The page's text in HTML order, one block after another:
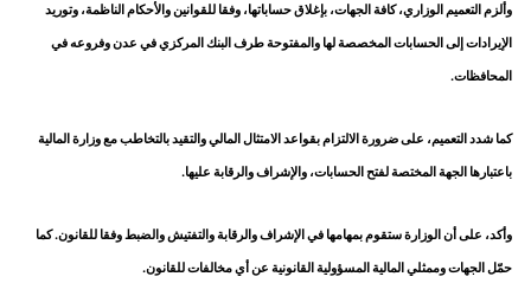
وألزم التعميم الوزاري، كافة الجهات، بإغلاق حساباتها، وفقا للقوانين والأحكام الناظمة، وتوريد
الإيرادات إلى الحسابات المخصصة لها والمفتوحة طرف البنك المركزي في عدن وفروعه في
المحافظات.
كما شدد التعميم، على ضرورة الالتزام بقواعد الامتثال المالي والتقيد بالتخاطب مع وزارة المالية
باعتبارها الجهة المختصة لفتح الحسابات، والإشراف والرقابة عليها.
وأكد، على أن الوزارة ستقوم بمهامها في الإشراف والرقابة والتفتيش والضبط وفقا للقانون. كما
حمّل الجهات وممثلي المالية المسؤولية القانونية عن أي مخالفات للقانون.